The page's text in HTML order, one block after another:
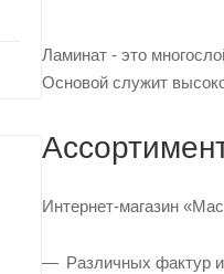
Ламинат - это
Основой служит
Интернет-магазин
Различных фактур